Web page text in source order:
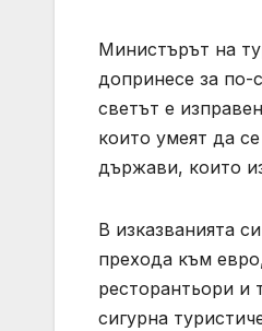
Министърът на
допринесе за по-
светът е
които умеят да
държави, които
В изказванията
прехода към
ресторантьори и
сигурна